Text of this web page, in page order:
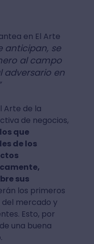
en El Arte
anticipan, se
al campo
adversario en
Arte de la
de negocios,
los que
de los
sus
los primeros
mercado y
Esto, por
una buena